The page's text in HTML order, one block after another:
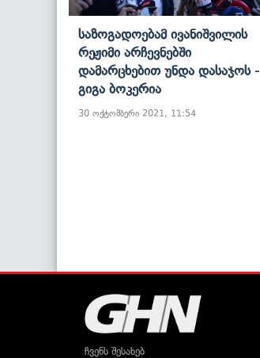
Საზოგადოებამ Ივანიშვილის
Რეჟიმი Არჩევნებში
Დამარცხებით Უნდა Დასაჯოს -
Გიგა Ბოკერია
30 ოქტომბერი 2021, 11:54
ჩვენს შესახებ